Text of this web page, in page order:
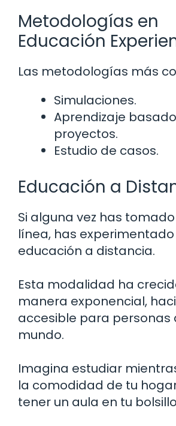
Metodologías en
Educación
Las metodologías más
Simulaciones.
Aprendizaje
proyectos.
Estudio de casos.
Educación a
Si alguna vez has
línea, has experimentado
educación a distancia.
Esta modalidad ha
manera exponencial,
accesible para personas
mundo.
Imagina estudiar
la comodidad de tu
tener un aula en tu